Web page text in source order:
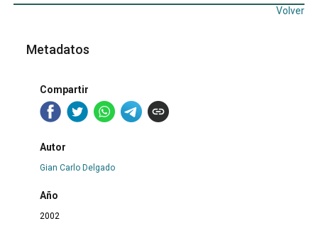
Volver
Metadatos
Compartir
Autor
Gian Carlo Delgado
Año
2002